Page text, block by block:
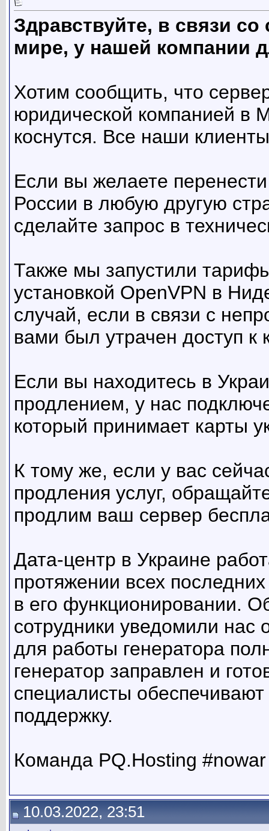
Здравствуйте, в связи
мире, у нашей компании
Хотим сообщить, что
юридической компанией в
коснутся. Все наши
Если вы желаете
России в любую другую
сделайте запрос в
Также мы запустили
установкой OpenVPN в
случай, если в связи с
вами был утрачен доступ к
Если вы находитесь в
продлением, у нас
который принимает карты
К тому же, если у вас
продления услуг,
продлим ваш сервер
Дата-центр в Украине
протяжении всех
в его функционировании.
сотрудники уведомили нас
для работы генератора
генератор заправлен и
специалисты
поддержку.
Команда PQ.Hosting #nowar
10.03.2022, 23:51